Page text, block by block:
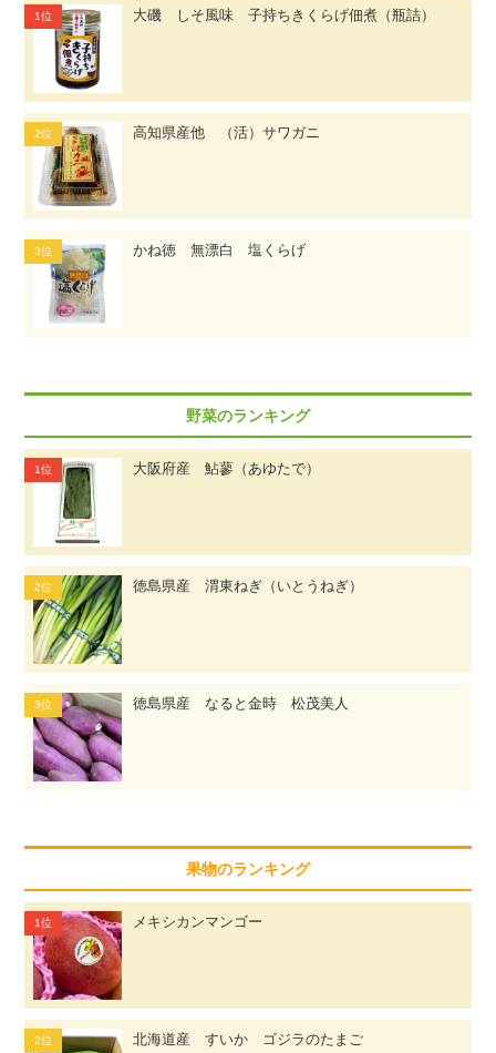
大磯 しそ風味 子持ちきくらげ佃煮（瓶詰）
高知県産他 （活）サワガニ
かね徳 無漂白 塩くらげ
野菜のランキング
大阪府産 鮎蓼（あゆたで）
徳島県産 渭東ねぎ（いとうねぎ）
徳島県産 なると金時 松茂美人
果物のランキング
メキシカンマンゴー
北海道産 すいか ゴジラのたまご